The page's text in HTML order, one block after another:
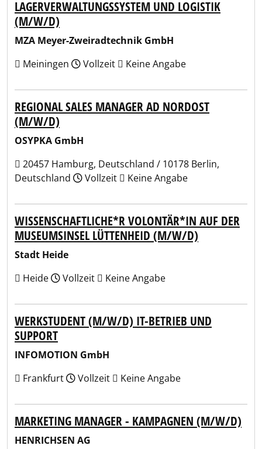
LAGERVERWALTUNGSSYSTEM UND LOGISTIK
(M/W/D)
MZA Meyer-Zweiradtechnik GmbH
Meiningen
Vollzeit Keine Angabe
REGIONAL SALES MANAGER AD NORDOST
(M/W/D)
OSYPKA GmbH
20457 Hamburg, Deutschland / 10178 Berlin,
Deutschland
Vollzeit Keine Angabe
WISSENSCHAFTLICHE*R VOLONTÄR*IN AUF DER
MUSEUMSINSEL LÜTTENHEID (M/W/D)
Stadt Heide
Heide
Vollzeit Keine Angabe
WERKSTUDENT (M/W/D) IT-BETRIEB UND
SUPPORT
INFOMOTION GmbH
Frankfurt
Vollzeit Keine Angabe
MARKETING MANAGER - KAMPAGNEN (M/W/D)
HENRICHSEN AG